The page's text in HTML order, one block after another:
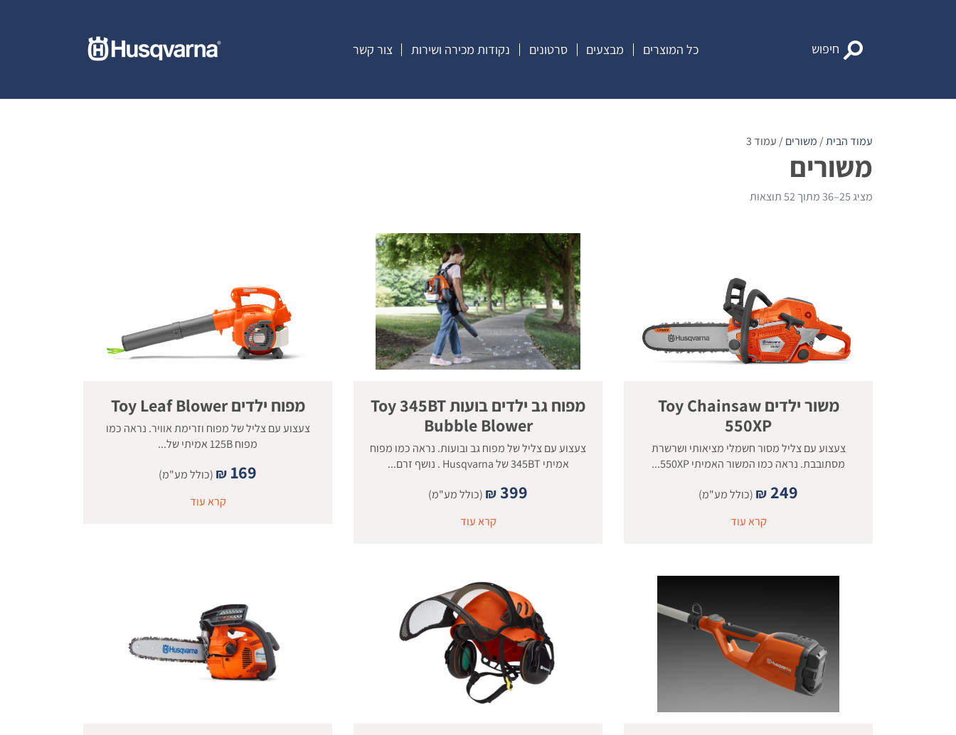
חיפוש כל המוצרים מבצעים סרטונים נקודות מכירה ושירות צור קשר
עמוד הבית/ משורים/ עמוד 3
משורים
מציג 25–36 מתוך 52 תוצאות
משור ילדים Toy Chainsaw
550XP
צעצוע עם צליל מסור חשמלי מציאותי ושרשרת
מסתובבת. נראה כמו המשור האמיתי 550XP...
₪ 249
(כולל מע"מ)
קרא עוד
מפוח גב ילדים בועות Toy 345BT
Bubble Blower
צעצוע עם צליל של מפוח גב ובועות. נראה כמו מפוח
אמיתי 345BT של Husqvarna . נושף זרם...
₪399
(כולל מע"מ)
קרא עוד
מפוח ילדים Toy Leaf Blower
צעצוע עם צליל של מפוח וזרימת אוויר. נראה כמו
מפוח 125B אמיתי של...
₪ 169
(כולל מע"מ)
קרא עוד